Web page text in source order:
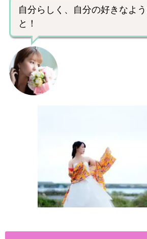
自分らしく、自分の好きなよ
と！